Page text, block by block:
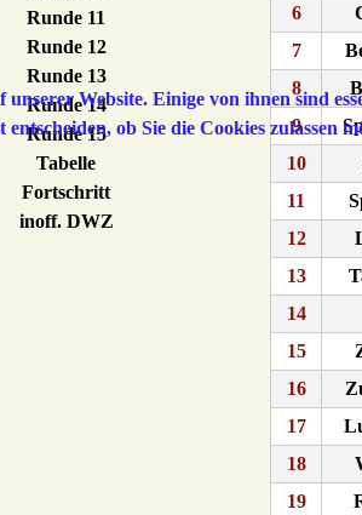
Runde 11
Runde 12
Runde 13
Runde 14
Runde 15
Tabelle
Fortschritt
inoff. DWZ
6
7
8
9
10
11
12
13
14
15
16
17
18
19
Website. Einige von ihnen sind
entscheiden, ob Sie die Cookies